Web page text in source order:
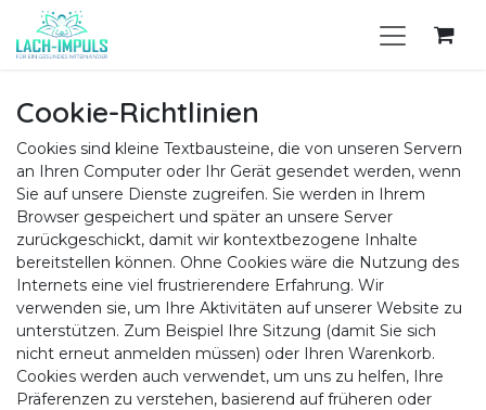
Zum Inhalt springen
Cookie-Richtlinien
Cookies sind kleine Textbausteine, die von unseren Servern
an Ihren Computer oder Ihr Gerät gesendet werden, wenn
Sie auf unsere Dienste zugreifen. Sie werden in Ihrem
Browser gespeichert und später an unsere Server
zurückgeschickt, damit wir kontextbezogene Inhalte
bereitstellen können. Ohne Cookies wäre die Nutzung des
Internets eine viel frustrierendere Erfahrung. Wir
verwenden sie, um Ihre Aktivitäten auf unserer Website zu
unterstützen. Zum Beispiel Ihre Sitzung (damit Sie sich
nicht erneut anmelden müssen) oder Ihren Warenkorb.
Cookies werden auch verwendet, um uns zu helfen, Ihre
Präferenzen zu verstehen, basierend auf früheren oder